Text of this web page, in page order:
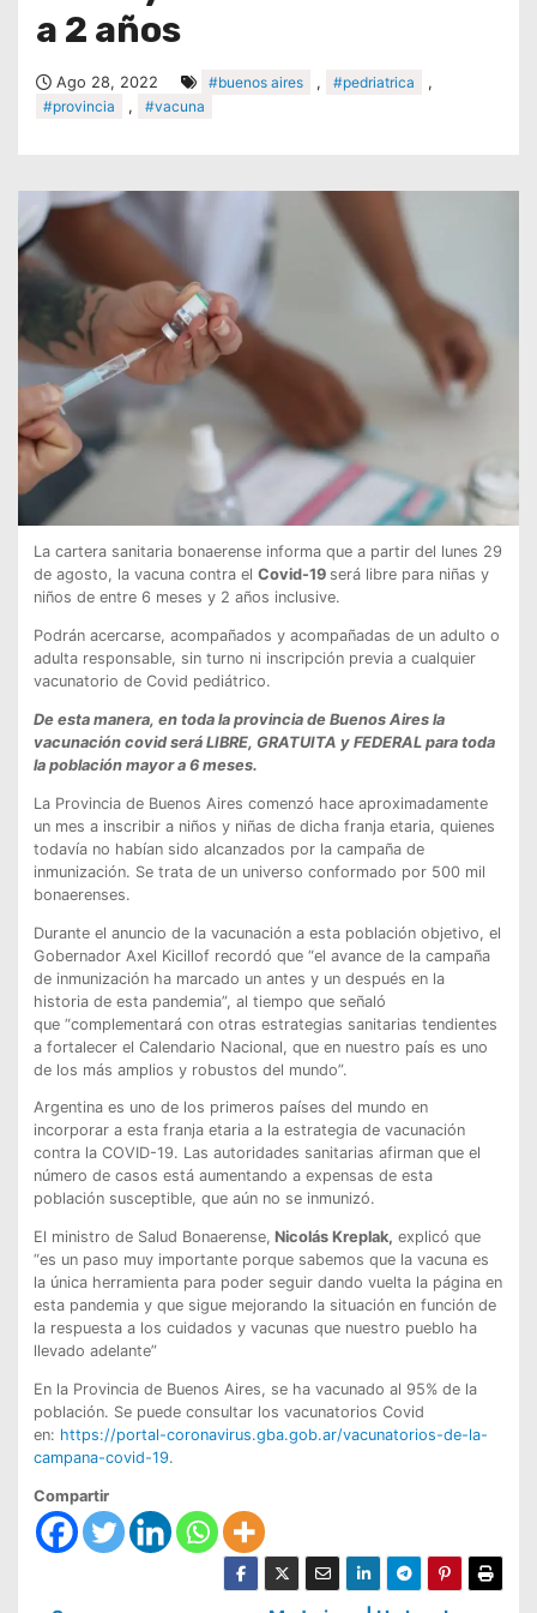
a 2 años
Ago 28, 2022 #buenos aires , #pedriatrica
,
#provincia
, #vacuna
La cartera sanitaria bonaerense informa que a partir del lunes 29
de agosto, la vacuna contra el Covid-19 será libre para niñas y
niños de entre 6 meses y 2 años inclusive.
Podrán acercarse, acompañados y acompañadas de un adulto o
adulta responsable, sin turno ni inscripción previa a cualquier
vacunatorio de Covid pediátrico.
De esta manera, en toda la provincia de Buenos Aires la
vacunación covid será LIBRE, GRATUITA y FEDERAL para toda
la población mayor a 6 meses.
La Provincia de Buenos Aires comenzó hace aproximadamente
un mes a inscribir a niños y niñas de dicha franja etaria, quienes
todavía no habían sido alcanzados por la campaña de
inmunización. Se trata de un universo conformado por 500 mil
bonaerenses.
Durante el anuncio de la vacunación a esta población objetivo, el
Gobernador Axel Kicillof recordó que “el avance de la campaña
de inmunización ha marcado un antes y un después en la
historia de esta pandemia”, al tiempo que señaló
que “complementará con otras estrategias sanitarias tendientes
a fortalecer el Calendario Nacional, que en nuestro país es uno
de los más amplios y robustos del mundo”.
Argentina es uno de los primeros países del mundo en
incorporar a esta franja etaria a la estrategia de vacunación
contra la COVID-19. Las autoridades sanitarias afirman que el
número de casos está aumentando a expensas de esta
población susceptible, que aún no se inmunizó.
El ministro de Salud Bonaerense, Nicolás Kreplak, explicó que
“es un paso muy importante porque sabemos que la vacuna es
la única herramienta para poder seguir dando vuelta la página en
esta pandemia y que sigue mejorando la situación en función de
la respuesta a los cuidados y vacunas que nuestro pueblo ha
llevado adelante”
En la Provincia de Buenos Aires, se ha vacunado al 95% de la
población. Se puede consultar los vacunatorios Covid
en: https://portal-coronavirus.gba.gob.ar/vacunatorios-de-la-
campana-covid-19.
Compartir